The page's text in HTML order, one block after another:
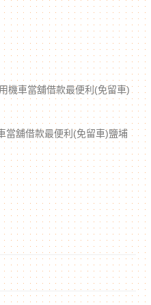
機車當舖借款最便利(免留車)
當舖借款最便利(免留車)鹽埔